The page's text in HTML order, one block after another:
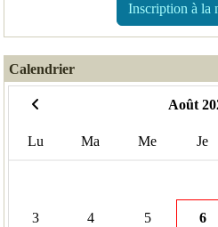
Inscription à la
Calendrier
Août
Lu Ma Me Je
3 4 5 6